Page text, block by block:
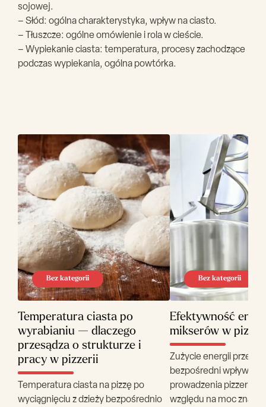
sojowej.
– Słód: ogólna charakterystyka, wpływ na ciasto.
– Tłuszcze: ogólne omówienie i rola w cieście.
– Wypiekanie ciasta: temperatura, procesy zachodzące
podczas wypiekania, ogólna powtórka.
Bez kategorii
Temperatura ciasta po
wyrabianiu — dlaczego
przesądza o strukturze i
pracy w pizzerii
Temperatura ciasta na pizzę po
wyciągnięciu z dzieży bezpośrednio
Bez kategorii
Efektywność
mikserów w
Zużycie energii przez
bezpośredni wpływ na
prowadzenia pizzerii –
względu na moc